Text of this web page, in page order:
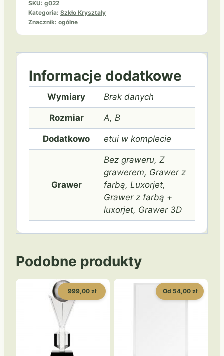
SKU: g022
Kategoria: Szkło Kryształy
Znacznik: ogólne
Informacje dodatkowe
Wymiary Brak danych
Rozmiar A, B
Dodatkowo etui w komplecie
Grawer
Bez graweru, Z
grawerem, Grawer z
farbą, Luxorjet,
Grawer z farbą +
luxorjet, Grawer 3D
Podobne produkty
999,00 zł Od 54,00 zł